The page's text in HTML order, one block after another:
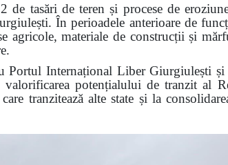
tasări de teren și procese de
În perioadele anterioare de
agricole, materiale de construcții și
Portul Internațional Liber Giurgiulești și
valorificarea potențialului de tranzit al
tranzitează alte state și la